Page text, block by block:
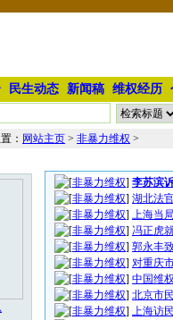
民生动态 新闻稿 维权经历
： 网站主页 > 非暴力维权 >
[非暴力维权] 李苏滨
[非暴力维权] 湖北法
[非暴力维权] 上海当
[非暴力维权] 冯正虎
[非暴力维权] 郭永丰
[非暴力维权] 对重庆
[非暴力维权] 中国维
[非暴力维权] 北京市
[非暴力维权] 上海访